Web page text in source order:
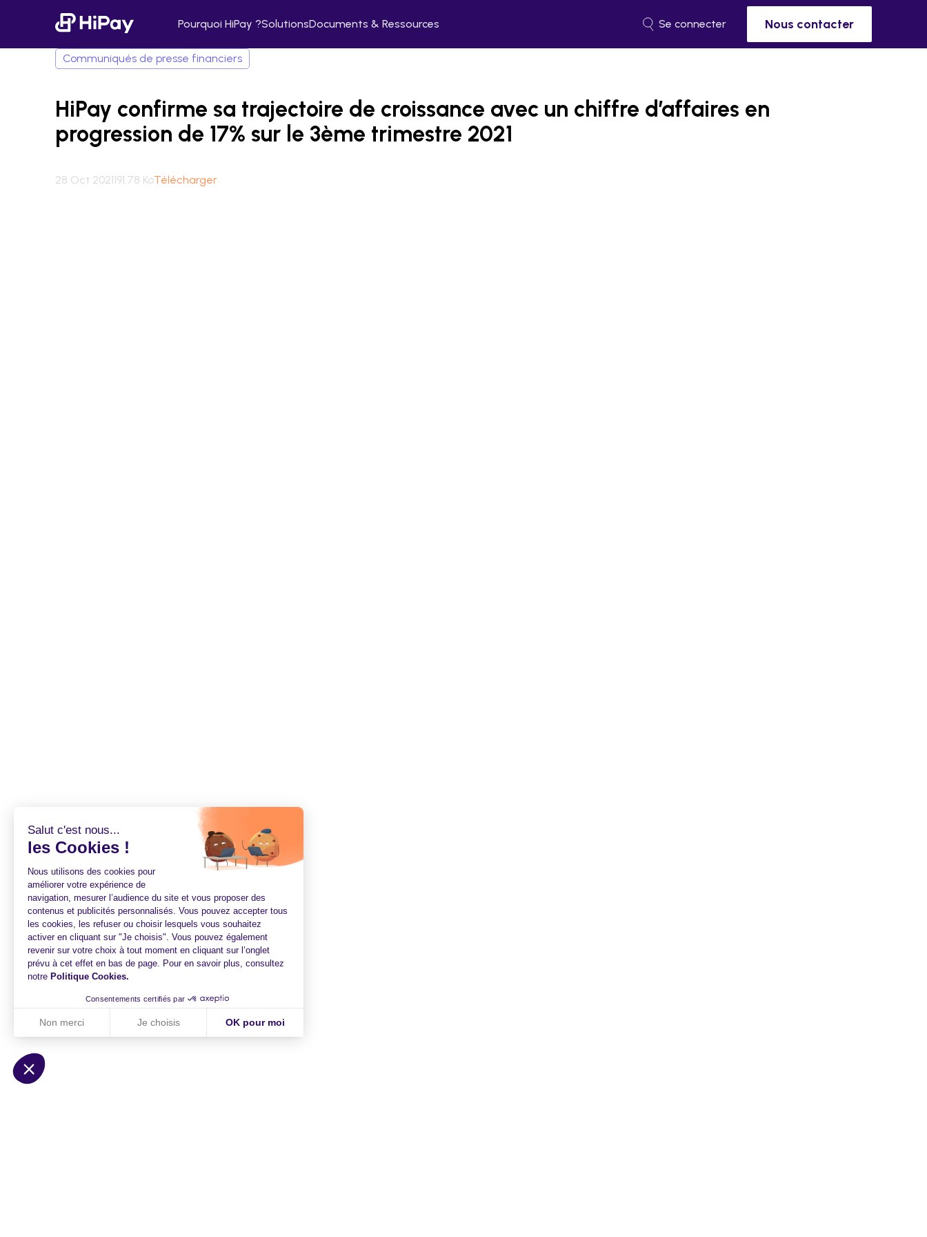
Salut c'est nous...
les Cookies !
Nous utilisons des cookies pour
améliorer votre expérience de
navigation, mesurer l’audience du site et vous proposer des
contenus et publicités personnalisés. Vous pouvez accepter tous
les cookies, les refuser ou choisir lesquels vous souhaitez
activer en cliquant sur "Je choisis". Vous pouvez également
revenir sur votre choix à tout moment en cliquant sur l’onglet
prévu à cet effet en bas de page. Pour en savoir plus, consultez
notre Politique Cookies.
Consentements certifiés par
Non merci Je choisis OK pour moi
Notre plateforme vous permet d'adapter et de gérer vos paramètres de confidentialité, en garantissant la conformité avec les réglementations. Personnalisez vos préférences pour
Pourquoi HiPay ?SolutionsDocuments & Ressources Se connecter Nous contacter
Communiqués de presse financiers
HiPay confirme sa trajectoire de croissance avec un chiffre d’affaires en
progression de 17% sur le 3ème trimestre 2021
28 Oct 2021191.78 KoTélécharger